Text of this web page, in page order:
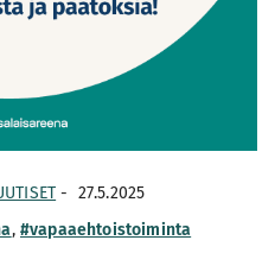
- 27.5.2025
, #vapaaehtoistoiminta